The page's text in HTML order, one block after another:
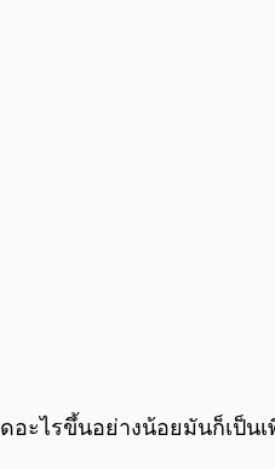
อะไรขึ้นอย่างน้อยมันก็เป็น